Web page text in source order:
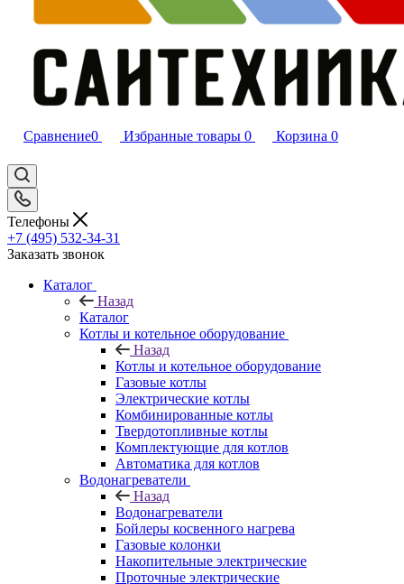
Сравнение0 Избранные товары 0 Корзина 0
Телефоны
+7 (495) 532‑34‑31
Заказать звонок
Каталог
Назад
Каталог
Котлы и котельное оборудование
Назад
Котлы и котельное оборудование
Газовые котлы
Электрические котлы
Комбинированные котлы
Твердотопливные котлы
Комплектующие для котлов
Автоматика для котлов
Водонагреватели
Назад
Водонагреватели
Бойлеры косвенного нагрева
Газовые колонки
Накопительные электрические
Проточные электрические